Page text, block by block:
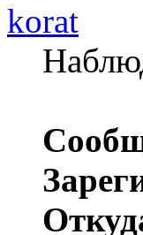
korat